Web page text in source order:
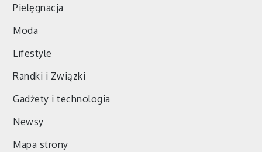
Pielęgnacja
Moda
Lifestyle
Randki i Związki
Gadżety i technologia
Newsy
Mapa strony